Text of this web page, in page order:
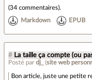
(34 commentaires).
Markdown EPUB
# La taille ça compte (ou
Posté par dj_ (site web
Bon article, juste une petite